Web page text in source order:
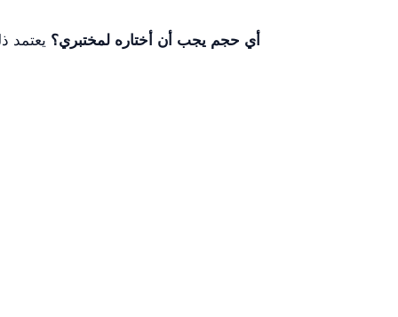
أي حجم يجب أن أختاره لمختبري؟